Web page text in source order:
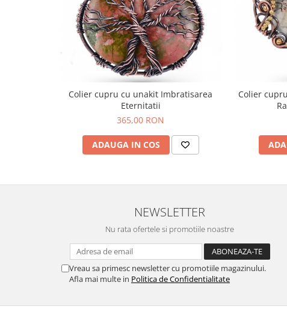
Colier cupru cu unakit Imbratisarea
Eternitatii
365,00 RON
ADAUGA IN COS
Colier
NEWSLETTER
Nu rata ofertele si promotiile noastre
Vreau sa primesc newsletter cu promotiile magazinului.
Afla mai multe in Politica de Confidentialitate